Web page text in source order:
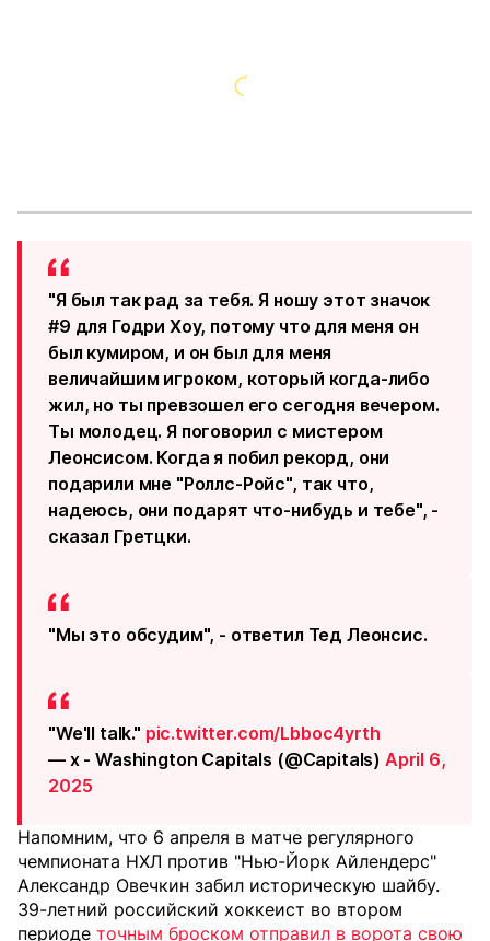
"Я был так рад за тебя. Я ношу этот значок
#9 для Годри Хоу, потому что для меня он
был кумиром, и он был для меня
величайшим игроком, который когда-либо
жил, но ты превзошел его сегодня вечером.
Ты молодец. Я поговорил с мистером
Леонсисом. Когда я побил рекорд, они
подарили мне "Роллс-Ройс", так что,
надеюсь, они подарят что-нибудь и тебе", -
сказал Гретцки.
"Мы это обсудим", - ответил Тед Леонсис.
"We'll talk." pic.twitter.com/Lbboc4yrth
— x - Washington Capitals (@Capitals) April 6,
2025
Напомним, что 6 апреля в матче регулярного
чемпионата НХЛ против "Нью-Йорк Айлендерс"
Александр Овечкин забил историческую шайбу.
39-летний российский хоккеист во втором
периоде точным броском отправил в ворота свою